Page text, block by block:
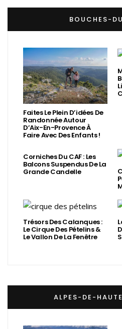
BOUCHES-
Faites Le Plein D’idées De
Randonnée Autour
D’Aix-En-Provence À
Faire Avec Des Enfants !
Corniches Du CAF : Les
Balcons Suspendus De La
Grande Candelle
Trésors Des Calanques :
Le Cirque Des Pételins &
Le Vallon De La Fenêtre
ALPES-DE-